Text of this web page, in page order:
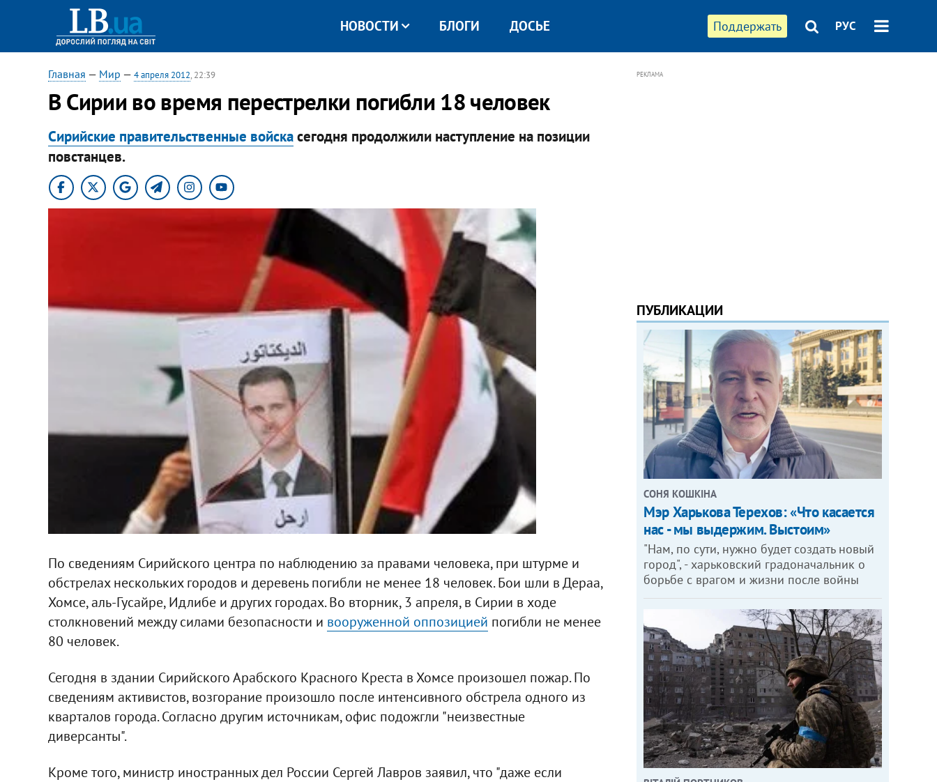
Поддержать РУС
НОВОСТИ БЛОГИ ДОСЬЕ
Главная — Мир — 4 апреля 2012, 22:39
В Сирии во время перестрелки погибли 18 человек
Сирийские правительственные войскасегодня продолжили наступление на позиции
повстанцев.
По сведениям Сирийского центра по наблюдению за правами человека, при штурме и
обстрелах нескольких городов и деревень погибли не менее 18 человек. Бои шли в Дераа,
Хомсе, аль-Гусайре, Идлибе и других городах. Во вторник, 3 апреля, в Сирии в ходе
столкновений между силами безопасности и вооруженной оппозицией погибли не менее
80 человек.
Сегодня в здании Сирийского Арабского Красного Креста в Хомсе произошел пожар. По
сведениям активистов, возгорание произошло после интенсивного обстрела одного из
кварталов города. Согласно другим источникам, офис подожгли "неизвестные
диверсанты".
Кроме того, министр иностранных дел России Сергей Лавров заявил, что "даже если
РЕКЛАМА
ПУБЛИКАЦИИ
СОНЯ КОШКІНА
Мэр Харькова Терехов: «Что касается
нас - мы выдержим. Выстоим»
"Нам, по сути, нужно будет создать новый
город", - харьковский градоначальник о
борьбе с врагом и жизни после войны